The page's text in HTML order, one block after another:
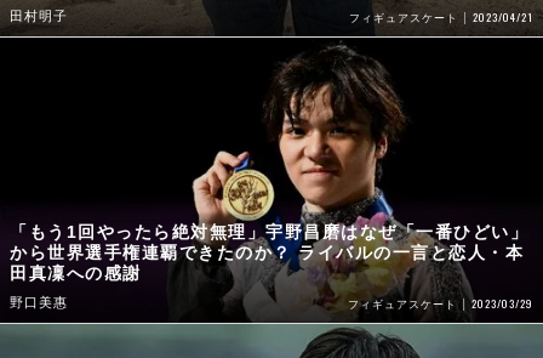
田村明子 フィギュアスケート 2023/04/21
「もう1回やったら絶対無理」宇野昌磨はなぜ「一番ひどい」
から世界選手権連覇できたのか？ ライバルの一言と恋人・本
田真凜への感謝
野口美惠 フィギュアスケート 2023/03/29